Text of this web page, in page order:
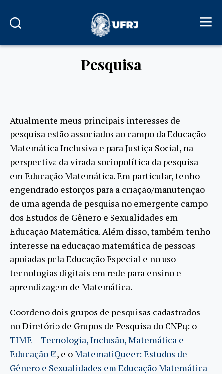
Pesquisa
Atualmente meus principais interesses de
pesquisa estão associados ao campo da Educação
Matemática Inclusiva e para Justiça Social, na
perspectiva da virada sociopolítica da pesquisa
em Educação Matemática. Em particular, tenho
engendrado esforços para a criação/manutenção
de uma agenda de pesquisa no emergente campo
dos Estudos de Gênero e Sexualidades em
Educação Matemática. Além disso, também tenho
interesse na educação matemática de pessoas
apoiadas pela Educação Especial e no uso
tecnologias digitais em rede para ensino e
aprendizagem de Matemática.
Coordeno dois grupos de pesquisas cadastrados
no Diretório de Grupos de Pesquisa do CNPq: o
TIME – Tecnologia, Inclusão, Matemática e
Educação
, e oMatematiQueer: Estudos de
Gênero e Sexualidades em Educação Matemática